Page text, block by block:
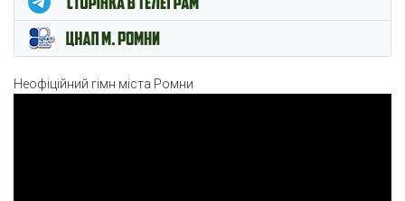
Неофіційний гімн міста Ромни